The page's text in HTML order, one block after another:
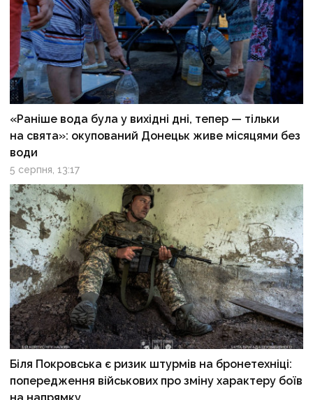
«Раніше вода була у вихідні дні, тепер — тільки
на свята»: окупований Донецьк живе місяцями без
води
5 серпня, 13:17
Біля Покровська є ризик штурмів на бронетехніці:
попередження військових про зміну характеру боїв